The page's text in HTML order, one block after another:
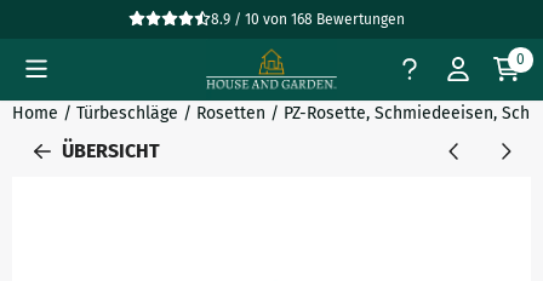
Cookie-Einstellungen verfügbar. Einstellungen wählen oder
8.9 / 10 von 168 Bewertungen
0
Home / Türbeschläge / Rosetten / PZ-Rosette, Schmiedeeisen,
ÜBERSICHT